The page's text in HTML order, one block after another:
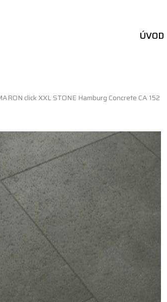
ÚVOD
click XXL STONE Hamburg Concrete CA 152